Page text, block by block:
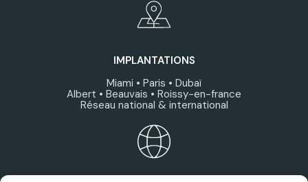
IMPLANTATIONS
Miami • Paris • Dubaï
Albert • Beauvais • Roissy-en-france
Réseau national & international